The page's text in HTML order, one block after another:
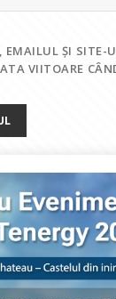
ȘI SITE-
VIITOARE